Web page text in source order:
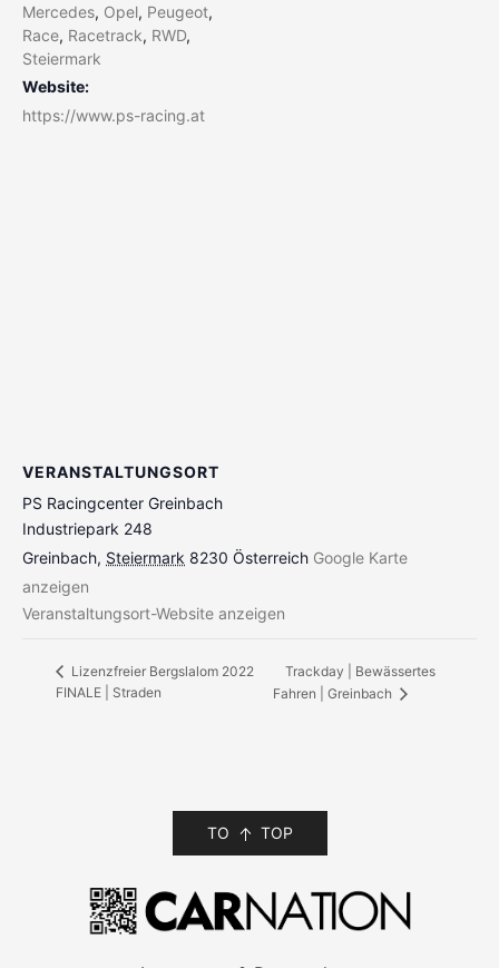
Mercedes, Opel, Peugeot,
Race, Racetrack, RWD,
Steiermark
Website:
https://www.ps-racing.at
VERANSTALTUNGSORT
PS Racingcenter Greinbach
Industriepark 248
Greinbach, Steiermark 8230 Österreich Google Karte
anzeigen
Veranstaltungsort-Website anzeigen
Lizenzfreier Bergslalom 2022
FINALE | Straden
Trackday | Bewässertes
Fahren | Greinbach
TO TOP